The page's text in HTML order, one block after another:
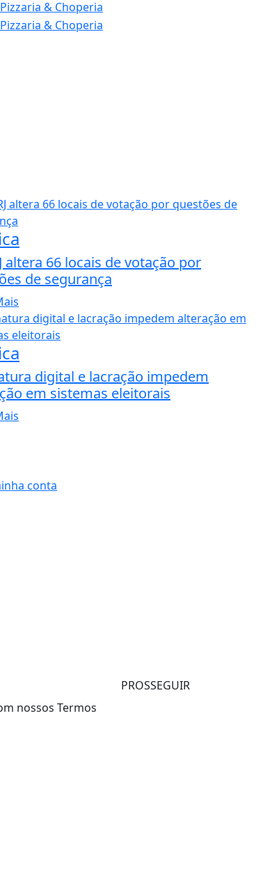
altera 66 locais de votação por
de segurança
digital e lacração impedem
em sistemas eleitorais
conta
nossos Termos
PROSSEGUIR